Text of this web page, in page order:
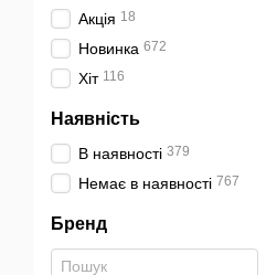
Акція 18
Новинка 672
Хіт 116
Наявність
В наявності 379
Немає в наявності 767
Бренд